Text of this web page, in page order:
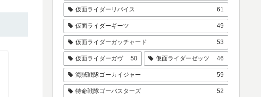
仮面ライダーリバイス 61
仮面ライダーギーツ 49
仮面ライダーガッチャード 53
仮面ライダーガヴ 50 仮面ライダーゼッツ 46
海賊戦隊ゴーカイジャー 59
特命戦隊ゴーバスターズ 52